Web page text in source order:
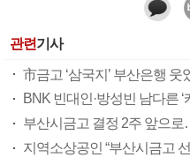
관련기사
市금고 ‘삼국지’ 부산은행 웃
BNK 빈대인·방성빈 남다른
부산시금고 결정 2주 앞으로
지역소상공인 “부산시금고